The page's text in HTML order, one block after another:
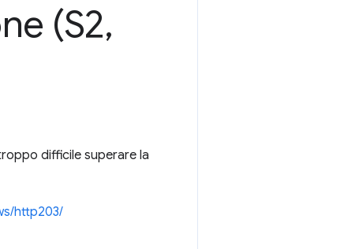
(S2,
difficile superare la
http203/